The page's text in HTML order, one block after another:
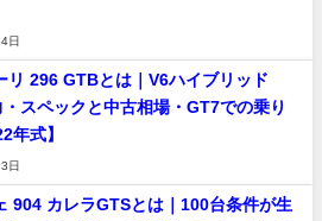
日
リ 296 GTBとは｜V6ハイブリッド
スペックと中古相場・GT7での乗り
年式】
日
904 カレラGTSとは｜100台条件が生